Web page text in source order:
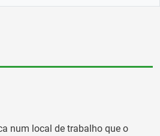
num local de trabalho que o